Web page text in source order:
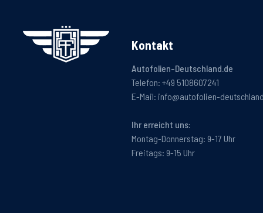
Kontakt
Autofolien-Deutschland.de
Telefon: +49 5108607241
E-Mail: info@autofolien-
Ihr erreicht uns:
Montag-Donnerstag: 9-17 Uhr
Freitags: 9-15 Uhr